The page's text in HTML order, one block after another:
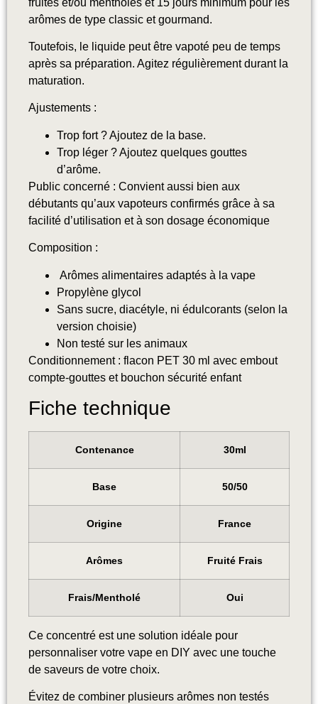
arômes de type classic et gourmand.
Toutefois, le liquide peut être vapoté peu de temps
après sa préparation. Agitez régulièrement durant la
maturation.
Ajustements :
Trop fort ? Ajoutez de la base.
Trop léger ? Ajoutez quelques gouttes
d’arôme.
Public concerné : Convient aussi bien aux
débutants qu’aux vapoteurs confirmés grâce à sa
facilité d’utilisation et à son dosage économique
Composition :
Arômes alimentaires adaptés à la vape
Propylène glycol
Sans sucre, diacétyle, ni édulcorants (selon la
version choisie)
Non testé sur les animaux
Conditionnement : flacon PET 30 ml avec embout
compte-gouttes et bouchon sécurité enfant
Fiche technique
Contenance 30ml
Base 50/50
Origine France
Arômes Fruité Frais
Frais/Mentholé Oui
Ce concentré est une solution idéale pour
personnaliser votre vape en DIY avec une touche
de saveurs de votre choix.
Évitez de combiner plusieurs arômes non testés